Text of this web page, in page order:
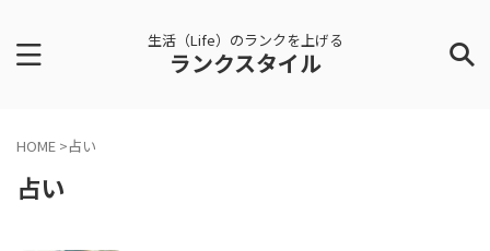
生活（Life）のランクを上げる
ランクスタイル
HOME >占い
占い